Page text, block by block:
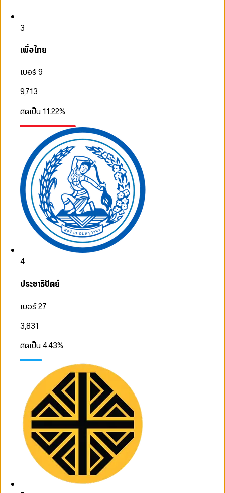
3
เพื่อไทย
เบอร์ 9
9,713
คิดเป็น 11.22%
4
ประชาธิปัตย์
เบอร์ 27
3,831
คิดเป็น4.43%